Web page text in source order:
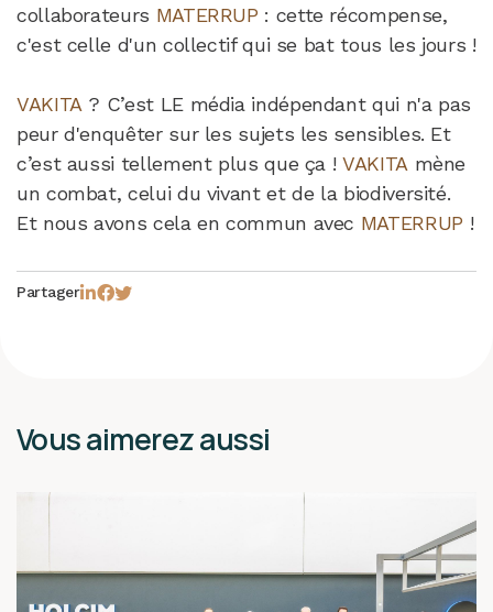
collaborateurs MATERRUP : cette récompense,
c'est celle d'un collectif qui se bat tous les jours !
VAKITA ? C’est LE média indépendant qui n'a pas
peur d'enquêter sur les sujets les sensibles. Et
c’est aussi tellement plus que ça !VAKITA mène
un combat, celui du vivant et de la biodiversité.
Et nous avons cela en commun avec MATERRUP !
Partager
Vous aimerez aussi